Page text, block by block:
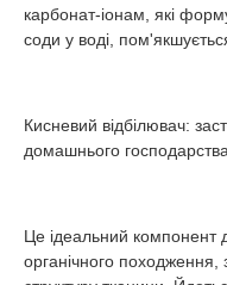
карбонат-іонам, які
соди у воді,
Кисневий відбілювач:
домашнього господарства
Це ідеальний компонент
органічного походження,